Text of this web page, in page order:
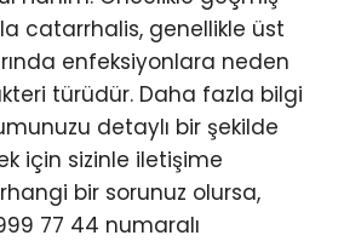
catarrhalis, genellikle üst
enfeksiyonlara neden
türüdür. Daha fazla bilgi
detaylı bir şekilde
için sizinle iletişime
bir sorunuz olursa,
77 44 numaralı